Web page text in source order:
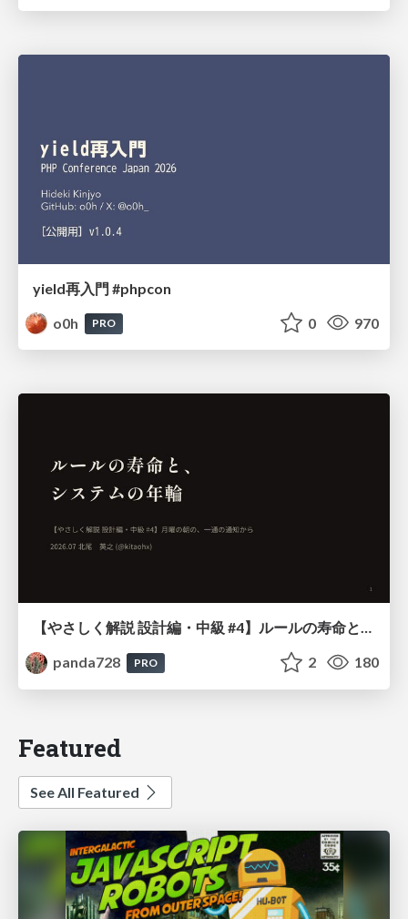
yield再入門 #phpcon
o0h
PRO 0 970
【やさしく解説 設計編・中級 #4】ルールの寿命と、システムの年輪
panda728
PRO 2 180
Featured
See All Featured